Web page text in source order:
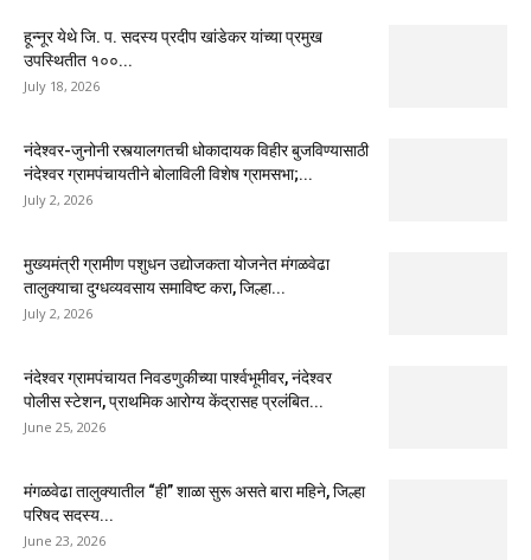
हून्नूर येथे जि. प. सदस्य प्रदीप खांडेकर यांच्या प्रमुख
उपस्थितीत १००...
July 18, 2026
नंदेश्वर-जुनोनी रस्त्यालगतची धोकादायक विहीर बुजविण्यासाठी
नंदेश्वर ग्रामपंचायतीने बोलाविली विशेष ग्रामसभा;...
July 2, 2026
मुख्यमंत्री ग्रामीण पशुधन उद्योजकता योजनेत मंगळवेढा
तालुक्याचा दुग्धव्यवसाय समाविष्ट करा, जिल्हा...
July 2, 2026
नंदेश्वर ग्रामपंचायत निवडणुकीच्या पार्श्वभूमीवर, नंदेश्वर
पोलीस स्टेशन, प्राथमिक आरोग्य केंद्रासह प्रलंबित...
June 25, 2026
मंगळवेढा तालुक्यातील “ही” शाळा सुरू असते बारा महिने, जिल्हा
परिषद सदस्य...
June 23, 2026